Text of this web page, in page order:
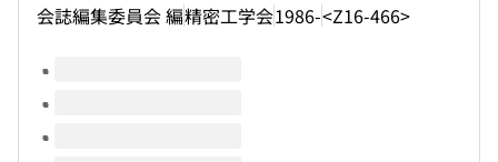
会誌編集委員会 編精密工学会1986-<Z16-466>
このタイトルの巻号